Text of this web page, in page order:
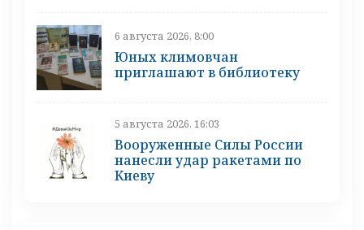
6 августа 2026, 8:00
Юных климовчан
приглашают в библиотеку
5 августа 2026, 16:03
Вооруженные Силы России
нанесли удар ракетами по
Киеву